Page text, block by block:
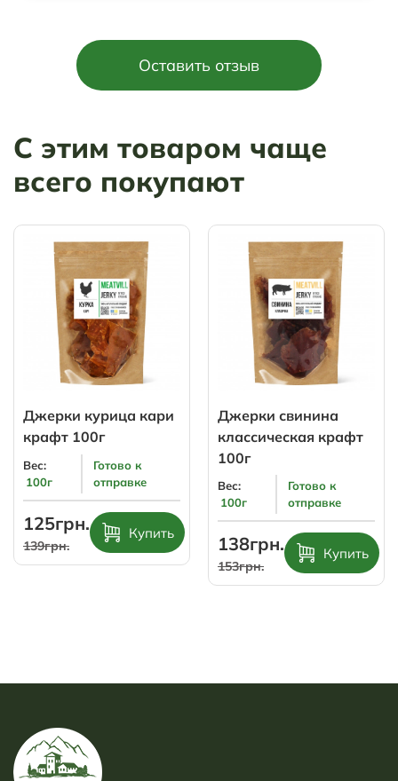
Оставить отзыв
С этим товаром чаще
всего покупают
Джерки курица кари
крафт 100г
Вес:
100г
Готово к
отправке
125грн.
139грн.
Купить
Джерки свинина
классическая крафт
100г
Вес:
100г
Готово к
отправке
138грн.
153грн.
Купить